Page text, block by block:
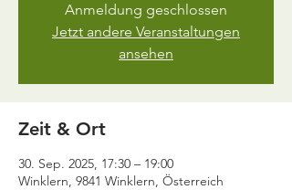
Anmeldung geschlossen
Jetzt andere Veranstaltungen
ansehen
Zeit & Ort
30. Sep. 2025, 17:30 – 19:00
Winklern, 9841 Winklern, Österreich